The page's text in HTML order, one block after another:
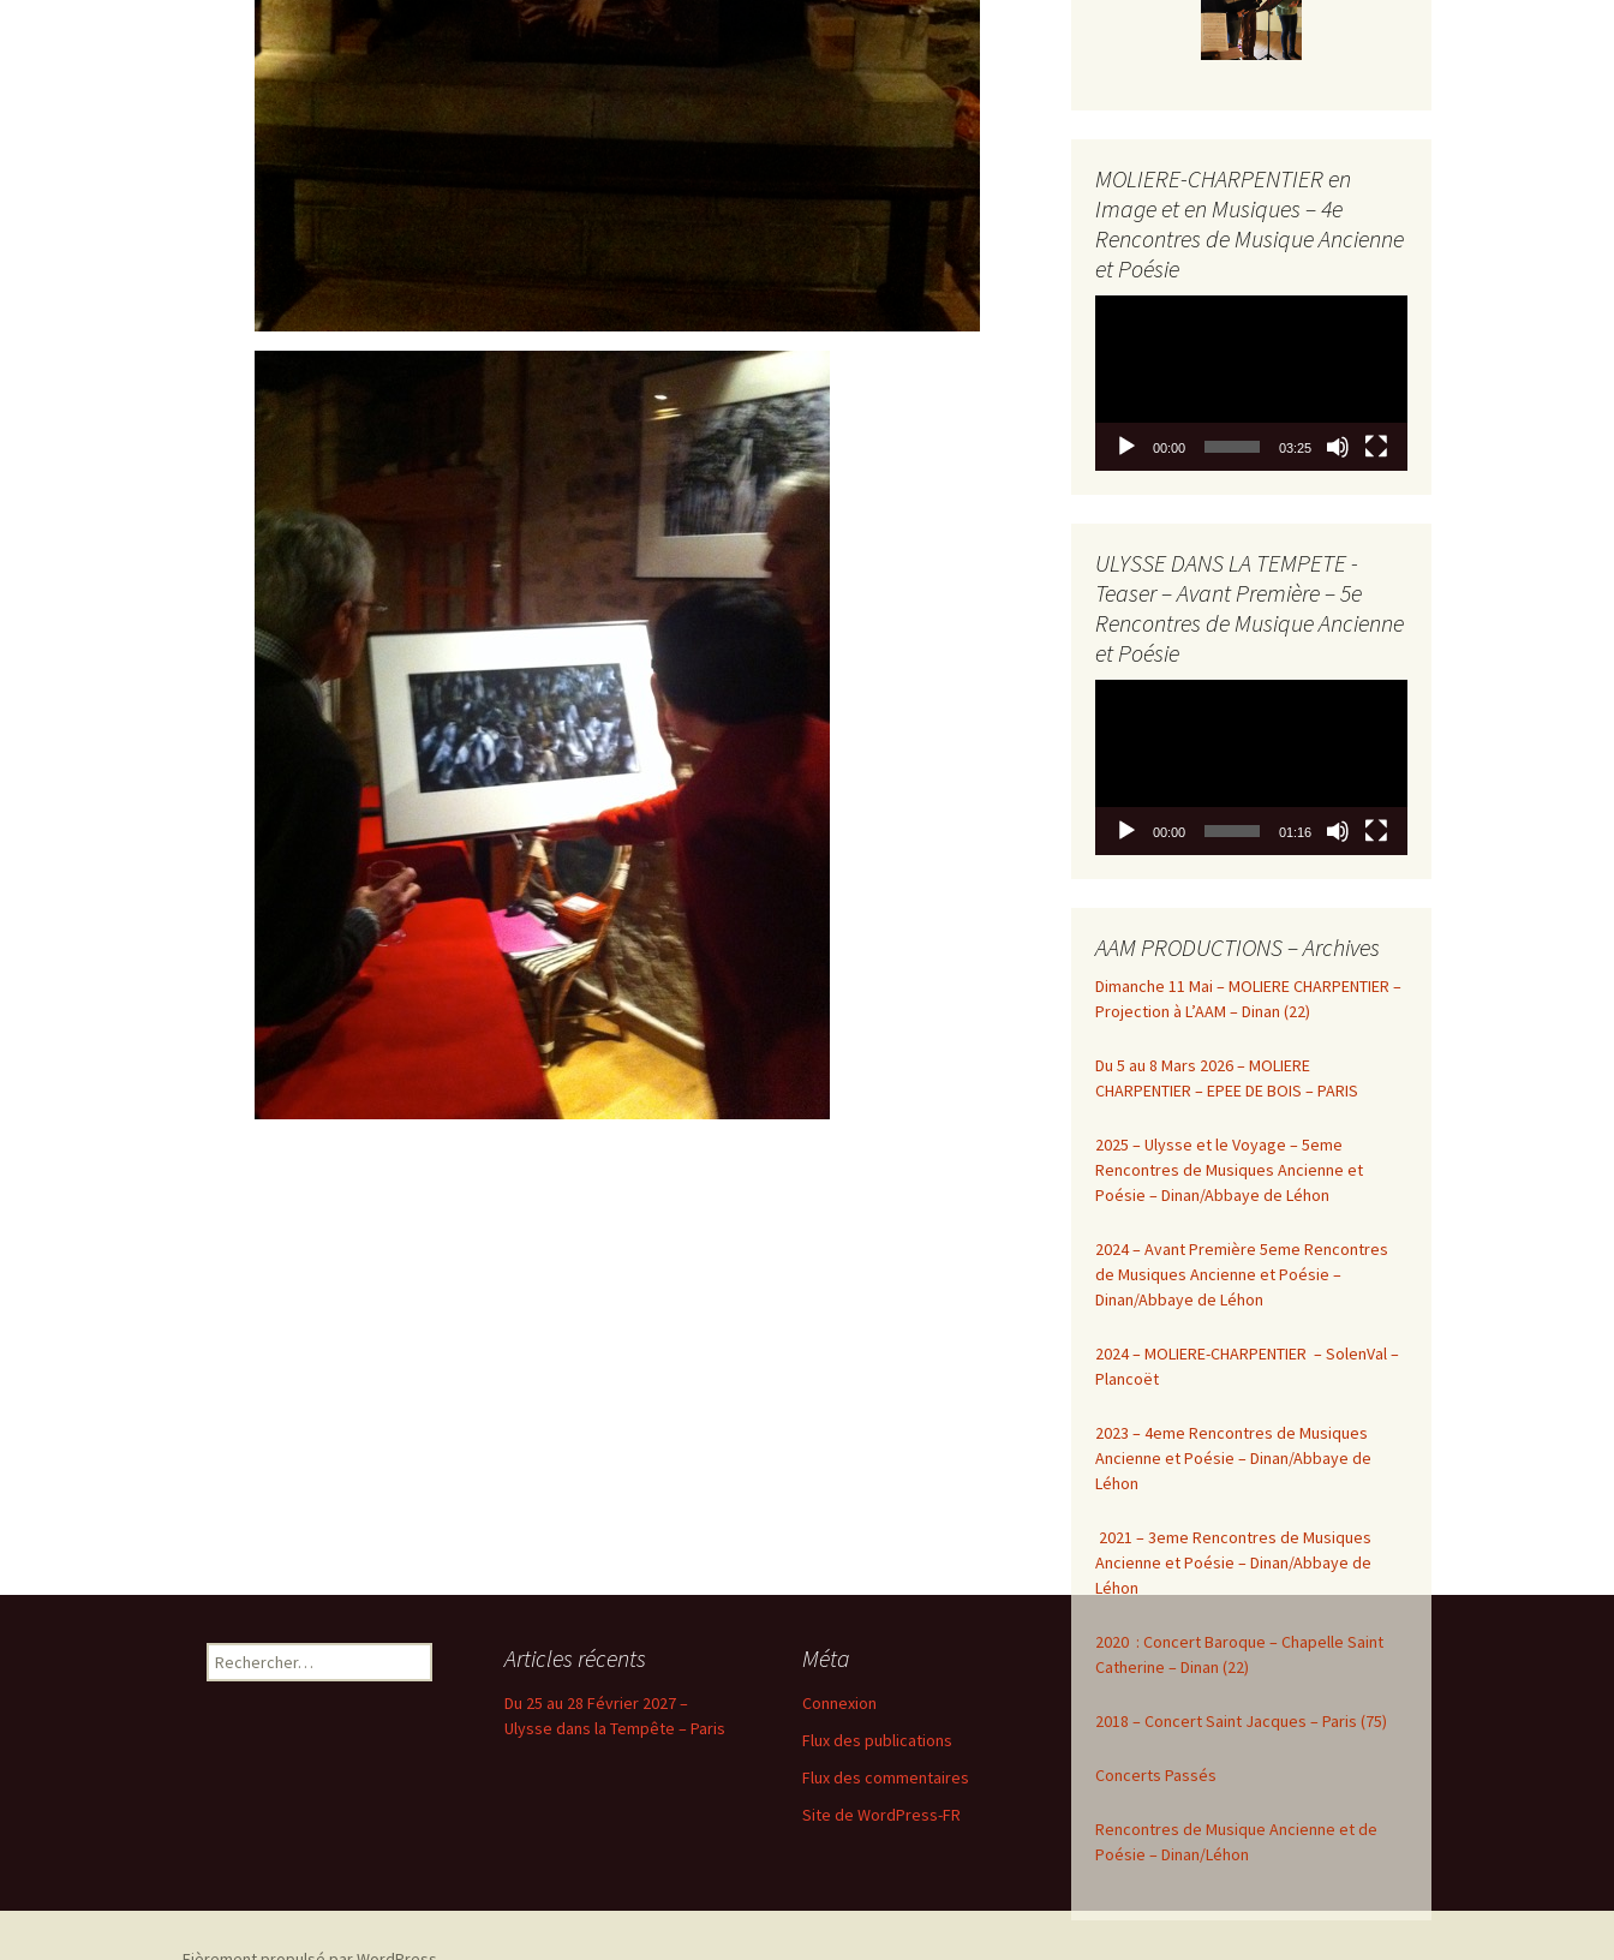
MOLIERE-CHARPENTIER en
Image et en Musiques – 4e
Rencontres de Musique Ancienne
et Poésie
00:00 03:25
ULYSSE DANS LA TEMPETE -
Teaser – Avant Première – 5e
Rencontres de Musique Ancienne
et Poésie
00:00 01:16
AAM PRODUCTIONS – Archives
Dimanche 11 Mai – MOLIERE CHARPENTIER –
Projection à L’AAM – Dinan (22)
Du 5 au 8 Mars 2026 – MOLIERE
CHARPENTIER – EPEE DE BOIS – PARIS
2025 – Ulysse et le Voyage – 5eme
Rencontres de Musiques Ancienne et
Poésie – Dinan/Abbaye de Léhon
2024 – Avant Première 5eme Rencontres
de Musiques Ancienne et Poésie –
Dinan/Abbaye de Léhon
2024 – MOLIERE-CHARPENTIER – SolenVal –
Plancoët
2023 – 4eme Rencontres de Musiques
Ancienne et Poésie – Dinan/Abbaye de
Léhon
2021 – 3eme Rencontres de Musiques
Ancienne et Poésie – Dinan/Abbaye de
Léhon
2020 : Concert Baroque – Chapelle Saint
Catherine – Dinan (22)
2018 – Concert Saint Jacques – Paris (75)
Concerts Passés
Rencontres de Musique Ancienne et de
Poésie – Dinan/Léhon
Rechercher : Articles récents
Du 25 au 28 Février 2027 –
Ulysse dans la Tempête – Paris
Méta
Connexion
Flux des publications
Flux des commentaires
Site de WordPress-FR